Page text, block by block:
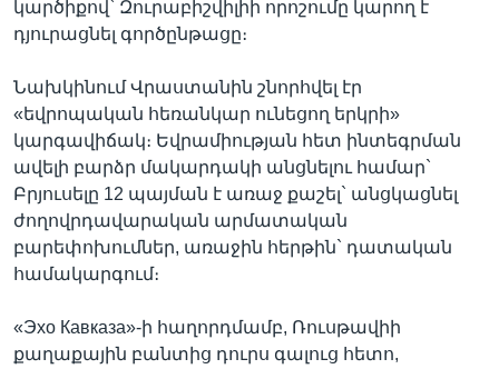
կարծիքով` Զուրաբիշվիլիի որոշումը կարող է
դյուրացնել գործընթացը։
Նախկինում Վրաստանին շնորհվել էր
«եվրոպական հեռանկար ունեցող երկրի»
կարգավիճակ։ Եվրամիության հետ ինտեգրման
ավելի բարձր մակարդակի անցնելու համար`
Բրյուսելը 12 պայման է առաջ քաշել` անցկացնել
ժողովրդավարական արմատական
բարեփոխումներ, առաջին հերթին` դատական
համակարգում։
«Эхо Кавказа»-ի հաղորդմամբ, Ռուսթավիի
քաղաքային բանտից դուրս գալուց հետո,